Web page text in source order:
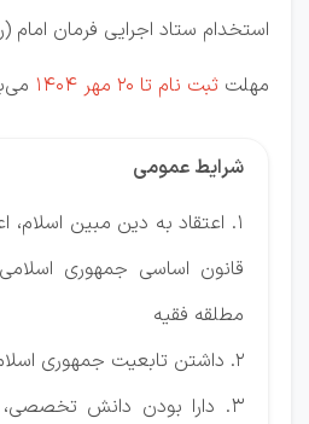
استخدام ستاد اجرایی فرمان
مهلت ثبت نام تا 20 مهر 1404
شرایط عمومی
1. اعتقاد به دین مبین اسلام،
قانون اساسی جمهوری
مطلقه فقیه
2. داشتن تابعیت جمهوری اسلامی ایران
3. دارا بودن دانش